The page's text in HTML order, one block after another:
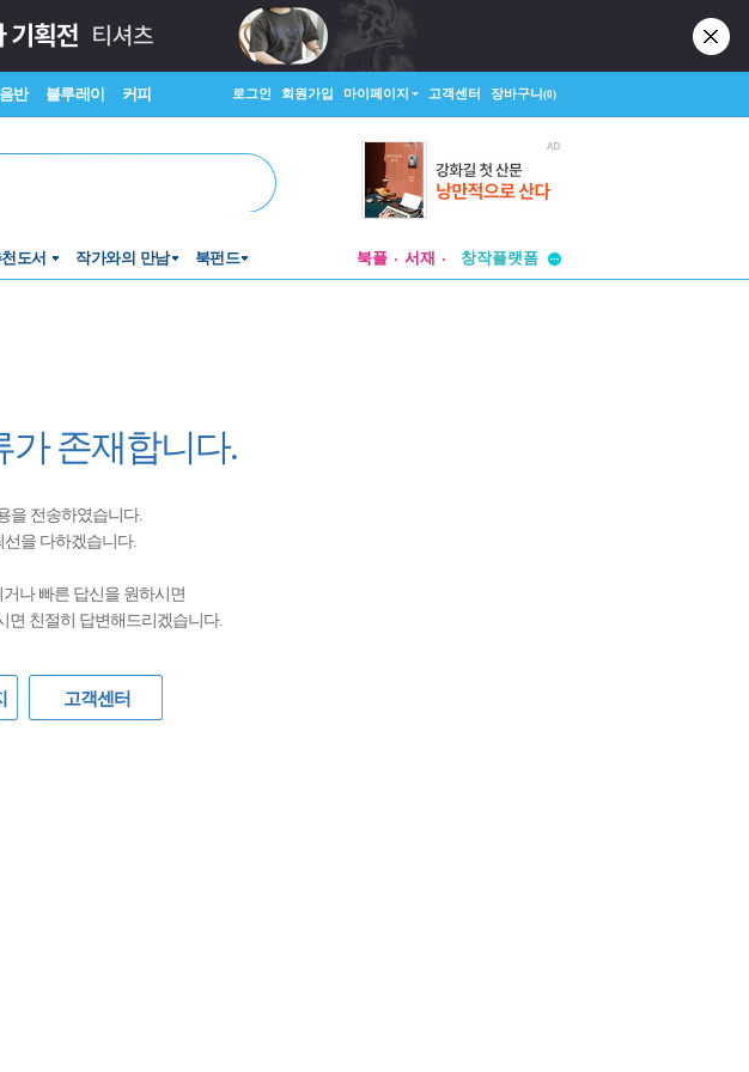
음반 블루레이 커피 로그인 회원가입 마이페이지 고객센터 장바구니(0)
도서 작가와의 만남 북펀드 북플 서재
창작플랫폼
가 존재합니다.
을 전송하였습니다.
을 다하겠습니다.
나 빠른 답신을 원하시면
면 친절히 답변해드리겠습니다.
고객센터